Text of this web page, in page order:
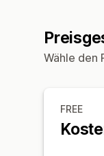
Wähle den
FREE